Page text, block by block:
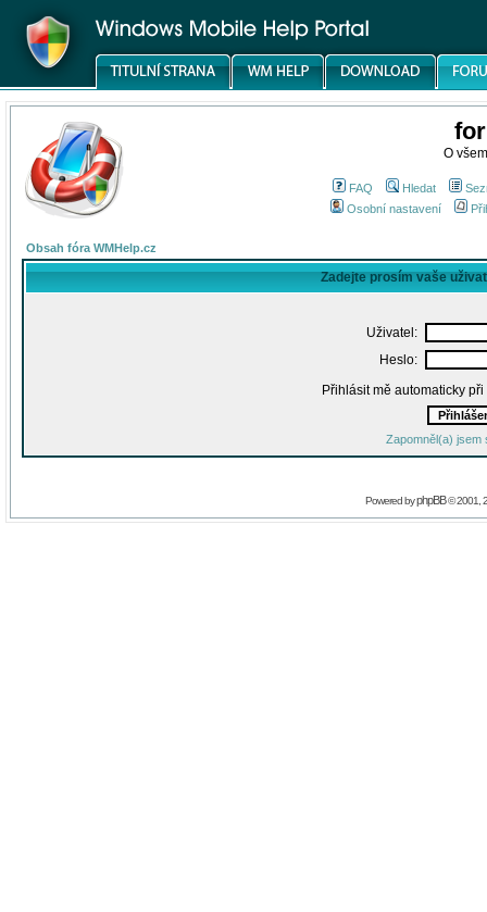
O
FAQ Hledat
Osobní nastavení
Obsah fóra WMHelp.cz
Zadejte prosím vaše
Uživatel:
Heslo:
Přihlásit mě automaticky
Zapomněl(a) jsem
Powered byphpBB© 2001,